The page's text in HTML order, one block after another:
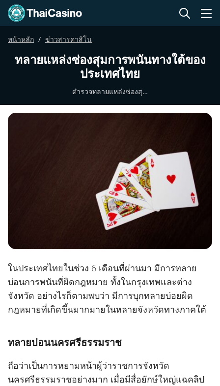
หน้าหลัก ข่าวสารคาสิโน
ทลายแหล่งซ่องสุมการพนันทางใต้ของ
ประเทศไทย
ตำรวจทลายแหล่งซ่องสุ…
ในประเทศไทยในช่วง 6 เดือนที่ผ่านมา มีการทลาย
บ่อนการพนันที่ผิดกฎหมาย ทั้งในกรุงเทพและต่าง
จังหวัด อย่างไรก็ตามพบว่า มีการบุกทลายบ่อยผิด
กฎหมายที่เกิดขึ้นมากมายในหลายจังหวัดทางภาคใต้
ทลายบ่อนนครศรีธรรมราช
ถือว่าเป็นการหยามหน้าผู้ว่าราชการจังหวัด
นครศรีธรรมราชอย่างมาก เมื่อมีสื่อยักษ์ใหญ่แฉคลิป